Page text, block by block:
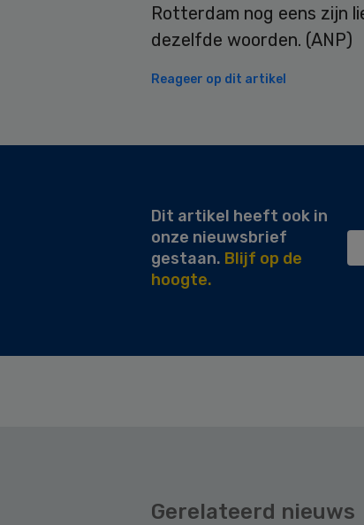
Rotterdam nog eens zijn
dezelfde woorden. (ANP)
Reageer op dit artikel
Dit artikel heeft ook in
onze nieuwsbrief
gestaan. Blijf op de
hoogte.
Gerelateerd nieuws